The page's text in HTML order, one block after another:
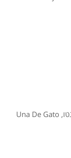
,
Una De Gato